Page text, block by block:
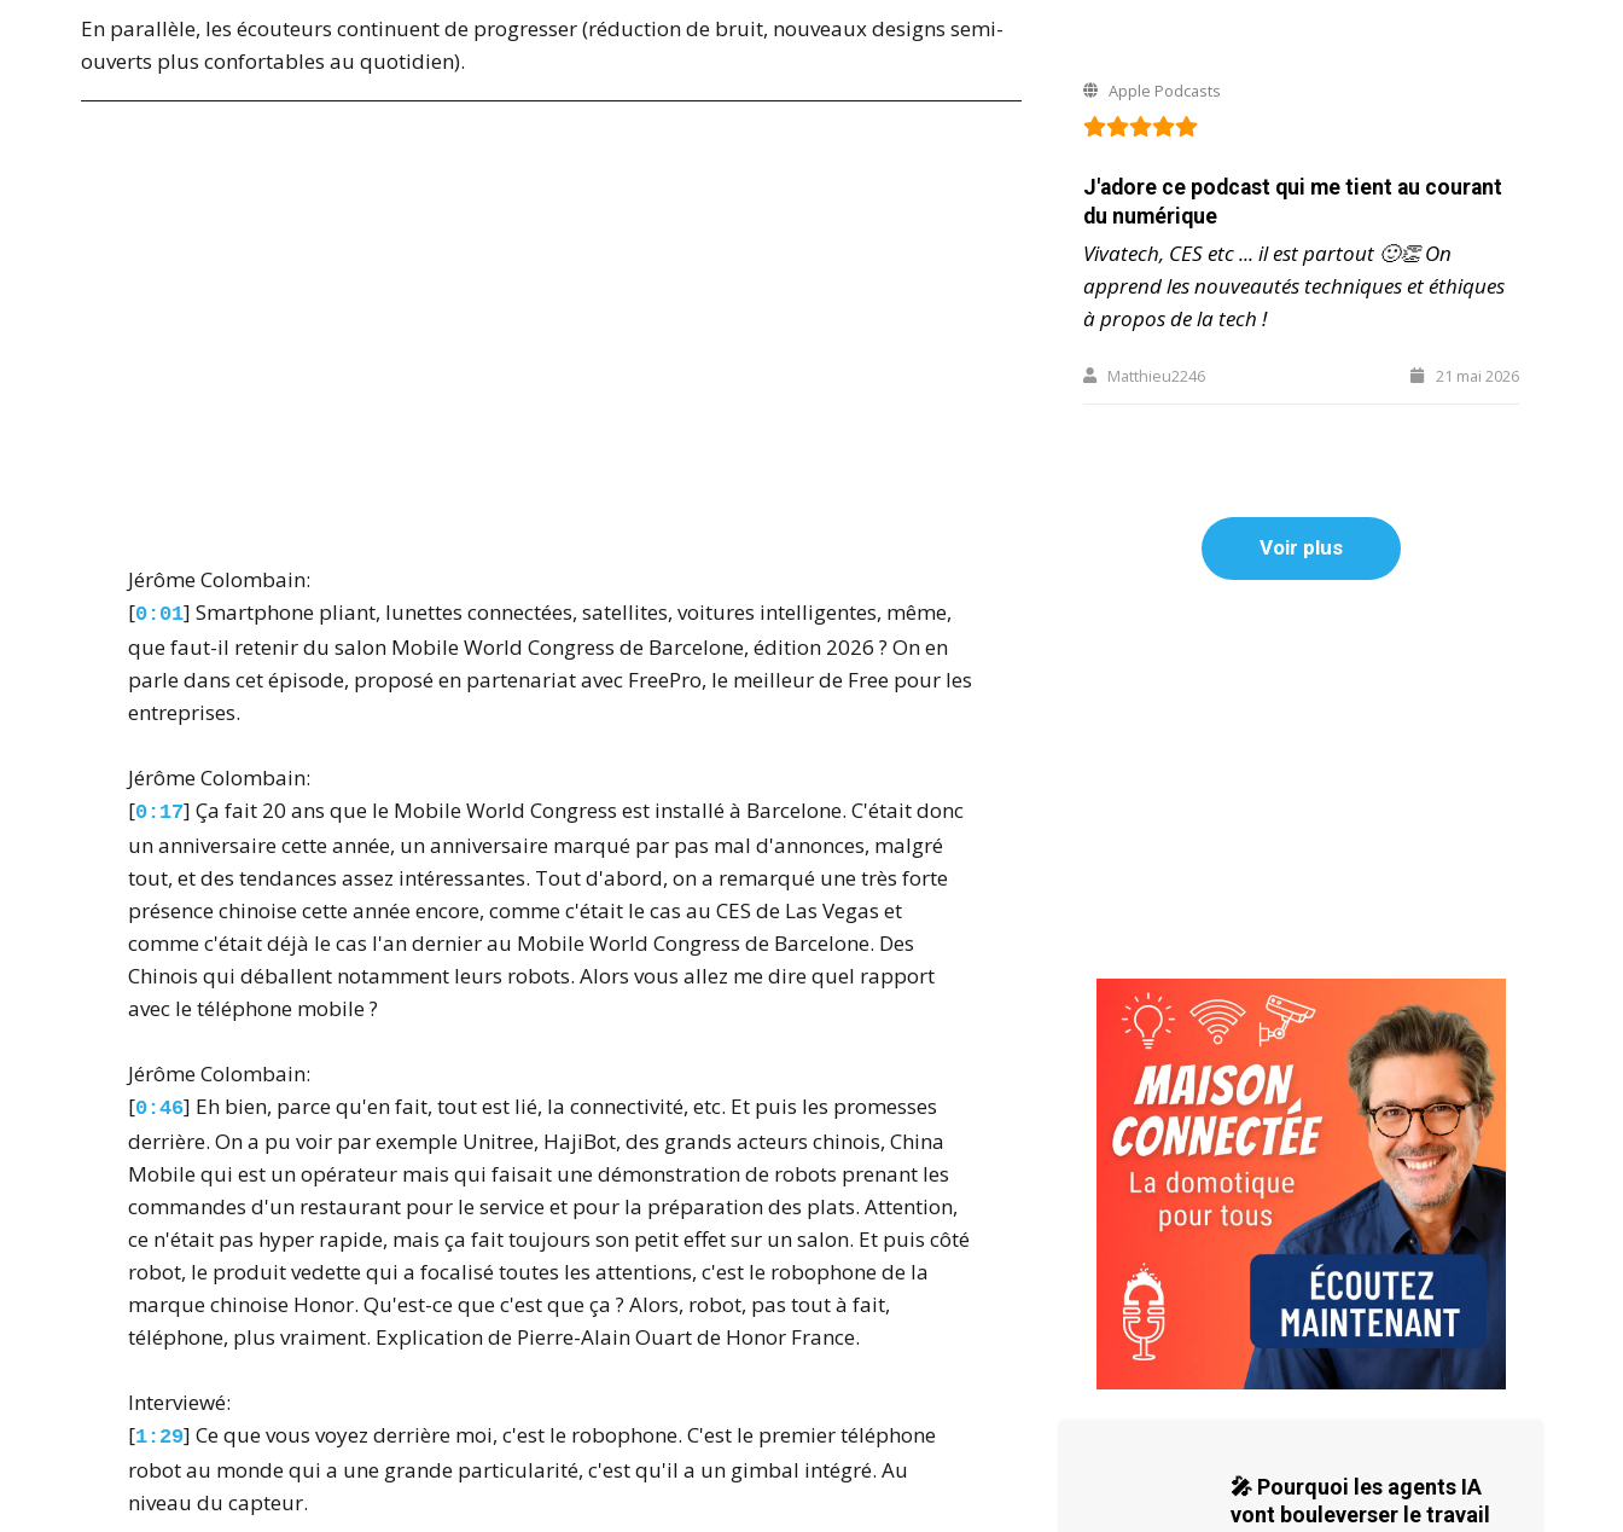
En parallèle, les écouteurs continuent de progresser (réduction de bruit, nouveaux designs semi-
ouverts plus confortables au quotidien).
Jérôme Colombain:
[0:01] Smartphone pliant, lunettes connectées, satellites, voitures intelligentes, même,
que faut-il retenir du salon Mobile World Congress de Barcelone, édition 2026 ? On en
parle dans cet épisode, proposé en partenariat avec FreePro, le meilleur de Free pour les
entreprises.
Jérôme Colombain:
[0:17] Ça fait 20 ans que le Mobile World Congress est installé à Barcelone. C'était donc
un anniversaire cette année, un anniversaire marqué par pas mal d'annonces, malgré
tout, et des tendances assez intéressantes. Tout d'abord, on a remarqué une très forte
présence chinoise cette année encore, comme c'était le cas au CES de Las Vegas et
comme c'était déjà le cas l'an dernier au Mobile World Congress de Barcelone. Des
Chinois qui déballent notamment leurs robots. Alors vous allez me dire quel rapport
avec le téléphone mobile ?
Jérôme Colombain:
[0:46] Eh bien, parce qu'en fait, tout est lié, la connectivité, etc. Et puis les promesses
derrière. On a pu voir par exemple Unitree, HajiBot, des grands acteurs chinois, China
Mobile qui est un opérateur mais qui faisait une démonstration de robots prenant les
commandes d'un restaurant pour le service et pour la préparation des plats. Attention,
ce n'était pas hyper rapide, mais ça fait toujours son petit effet sur un salon. Et puis côté
robot, le produit vedette qui a focalisé toutes les attentions, c'est le robophone de la
marque chinoise Honor. Qu'est-ce que c'est que ça ? Alors, robot, pas tout à fait,
téléphone, plus vraiment. Explication de Pierre-Alain Ouart de Honor France.
Interviewé:
[1:29] Ce que vous voyez derrière moi, c'est le robophone. C'est le premier téléphone
robot au monde qui a une grande particularité, c'est qu'il a un gimbal intégré. Au
niveau du capteur.
Apple Podcasts
J'adore ce podcast qui me tient au courant
du numérique
Vivatech, CES etc ... il est partout 🙂👏 On
apprend les nouveautés techniques et éthiques
à propos de la tech !
Matthieu2246 21 mai 2026
Voir plus
🎤 Pourquoi les agents IA
vont bouleverser le travail